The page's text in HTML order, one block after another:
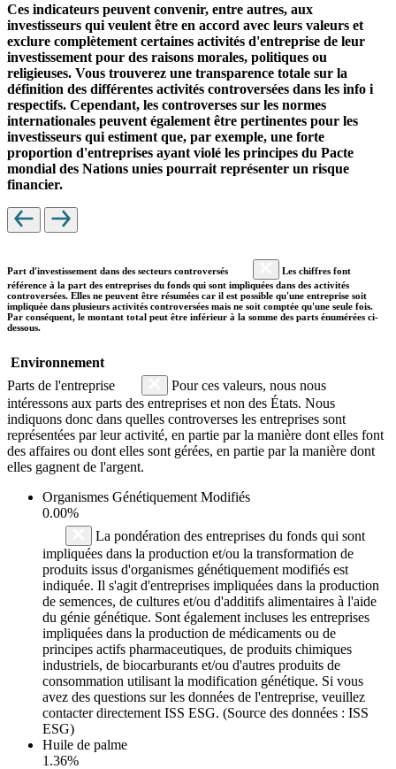
Ces indicateurs peuvent convenir, entre autres, aux
investisseurs qui veulent être en accord avec leurs valeurs et
exclure complètement certaines activités d'entreprise de leur
investissement pour des raisons morales, politiques ou
religieuses. Vous trouverez une transparence totale sur la
définition des différentes activités controversées dans les info i
respectifs. Cependant, les controverses sur les normes
internationales peuvent également être pertinentes pour les
investisseurs qui estiment que, par exemple, une forte
proportion d'entreprises ayant violé les principes du Pacte
mondial des Nations unies pourrait représenter un risque
financier.
Part d'investissement dans des secteurs controversés
Les chiffres font
référence à la part des entreprises du fonds qui sont impliquées dans des activités
controversées. Elles ne peuvent être résumées car il est possible qu'une entreprise soit
impliquée dans plusieurs activités controversées mais ne soit comptée qu'une seule fois.
Par conséquent, le montant total peut être inférieur à la somme des parts énumérées ci-
dessous.
Environnement
Parts de l'entreprise
Pour ces valeurs, nous nous
intéressons aux parts des entreprises et non des États. Nous
indiquons donc dans quelles controverses les entreprises sont
représentées par leur activité, en partie par la manière dont elles font
des affaires ou dont elles sont gérées, en partie par la manière dont
elles gagnent de l'argent.
Organismes Génétiquement Modifiés
0.00%
La pondération des entreprises du fonds qui sont
impliquées dans la production et/ou la transformation de
produits issus d'organismes génétiquement modifiés est
indiquée. Il s'agit d'entreprises impliquées dans la production
de semences, de cultures et/ou d'additifs alimentaires à l'aide
du génie génétique. Sont également incluses les entreprises
impliquées dans la production de médicaments ou de
principes actifs pharmaceutiques, de produits chimiques
industriels, de biocarburants et/ou d'autres produits de
consommation utilisant la modification génétique. Si vous
avez des questions sur les données de l'entreprise, veuillez
contacter directement ISS ESG. (Source des données : ISS
ESG)
Huile de palme
1.36%